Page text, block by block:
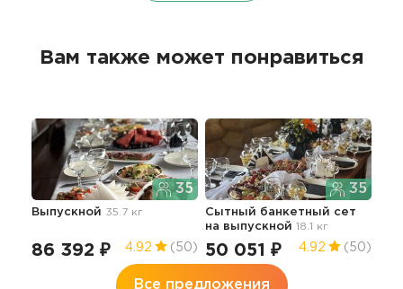
Вам также может понравиться
35
Выпускной 35.7 кг
86 392 ₽ 4.92 (50)
35
Сытный банкетный сет
на выпускной 18.1 кг
50 051 ₽ 4.92 (50)
Все предложения